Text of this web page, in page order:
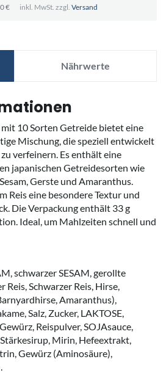
€ inkl. MwSt. zzgl. Versand
Nährwerte
mit 10 Sorten Getreide bietet eine
Mischung, die speziell entwickelt
verfeinern. Es enthält eine
japanischen Getreidesorten wie
Gerste und Amaranthus.
Reis eine besondere Textur und
Die Verpackung enthält 33 g
Ideal, um Mahlzeiten schnell und
schwarzer SESAM, gerollte
Reis, Schwarzer Reis, Hirse,
Amaranthus),
Salz, Zucker, LAKTOSE,
Reispulver, SOJAsauce,
Mirin, Hefeextrakt,
Gewürz (Aminosäure),